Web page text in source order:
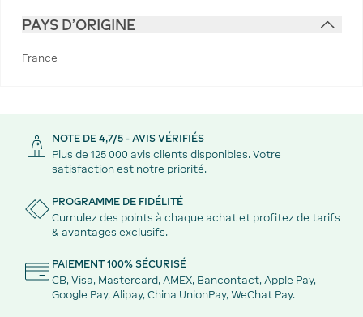
PAYS D'ORIGINE
France
NOTE DE 4,7/5 - AVIS VÉRIFIÉS
Plus de 125 000 avis clients disponibles. Votre
satisfaction est notre priorité.
PROGRAMME DE FIDÉLITÉ
Cumulez des points à chaque achat et profitez de tarifs
& avantages exclusifs.
PAIEMENT 100% SÉCURISÉ
CB, Visa, Mastercard, AMEX, Bancontact, Apple Pay,
Google Pay, Alipay, China UnionPay, WeChat Pay.